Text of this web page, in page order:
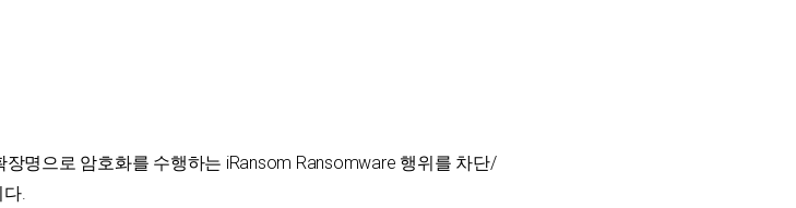
명으로 암호화를 수행하는 iRansom Ransomware 행위를 차단/
.